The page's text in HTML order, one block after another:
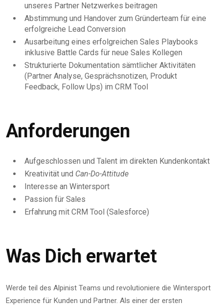
unseres Partner Netzwerkes beitragen
Abstimmung und Handover zum Gründerteam für eine
erfolgreiche Lead Conversion
Ausarbeitung eines erfolgreichen Sales Playbooks
inklusive Battle Cards für neue Sales Kollegen
Strukturierte Dokumentation sämtlicher Aktivitäten
(Partner Analyse, Gesprächsnotizen, Produkt
Feedback, Follow Ups) im CRM Tool
Anforderungen
Aufgeschlossen und Talent im direkten Kundenkontakt
Kreativität und Can-Do-Attitude
Interesse an Wintersport
Passion für Sales
Erfahrung mit CRM Tool (Salesforce)
Was Dich erwartet
Werde teil des Alpinist Teams und revolutioniere die Wintersport
Experience für Kunden und Partner. Als einer der ersten